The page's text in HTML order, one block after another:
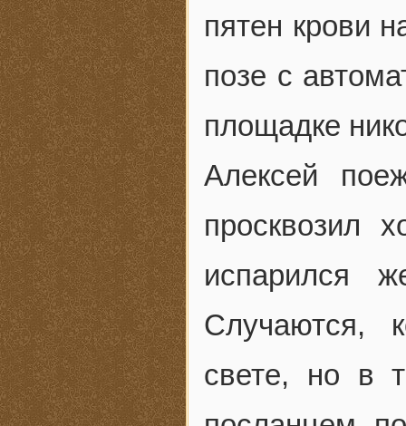
пятен крови
позе с
площадке
Алексей
просквозил
испарился
Случаются,
свете, но в